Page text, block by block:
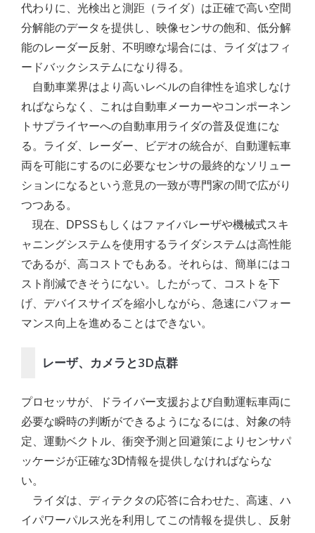
代わりに、光検出と測距（ライダ）は正確で高い空間
分解能のデータを提供し、映像センサの飽和、低分解
能のレーダー反射、不明瞭な場合には、ライダはフィ
ードバックシステムになり得る。
自動車業界はより高いレベルの自律性を追求しなけ
ればならなく、これは自動車メーカーやコンポーネン
トサプライヤーへの自動車用ライダの普及促進にな
る。ライダ、レーダー、ビデオの統合が、自動運転車
両を可能にするのに必要なセンサの最終的なソリュー
ションになるという意見の一致が専門家の間で広がり
つつある。
現在、DPSSもしくはファイバレーザや機械式スキ
ャニングシステムを使用するライダシステムは高性能
であるが、高コストでもある。それらは、簡単にはコ
スト削減できそうにない。したがって、コストを下
げ、デバイスサイズを縮小しながら、急速にパフォー
マンス向上を進めることはできない。
レーザ、カメラと3D点群
プロセッサが、ドライバー支援および自動運転車両に
必要な瞬時の判断ができるようになるには、対象の特
定、運動ベクトル、衝突予測と回避策によりセンサパ
ッケージが正確な3D情報を提供しなければならな
い。
ライダは、ディテクタの応答に合わせた、高速、ハ
イパワーパルス光を利用してこの情報を提供し、反射